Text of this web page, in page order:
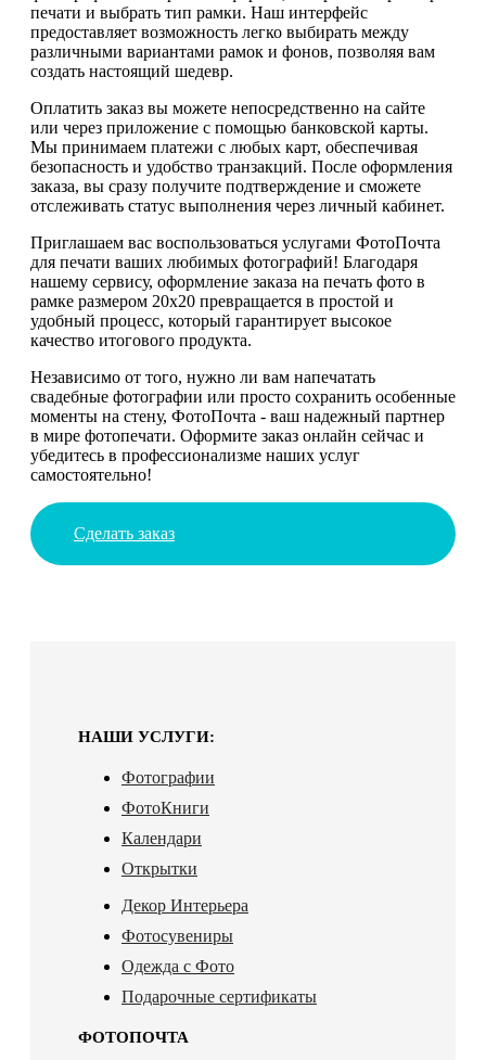
печати и выбрать тип рамки. Наш интерфейс
предоставляет возможность легко выбирать между
различными вариантами рамок и фонов, позволяя вам
создать настоящий шедевр.
Оплатить заказ вы можете непосредственно на сайте
или через приложение с помощью банковской карты.
Мы принимаем платежи с любых карт, обеспечивая
безопасность и удобство транзакций. После оформления
заказа, вы сразу получите подтверждение и сможете
отслеживать статус выполнения через личный кабинет.
Приглашаем вас воспользоваться услугами ФотоПочта
для печати ваших любимых фотографий! Благодаря
нашему сервису, оформление заказа на печать фото в
рамке размером 20х20 превращается в простой и
удобный процесс, который гарантирует высокое
качество итогового продукта.
Независимо от того, нужно ли вам напечатать
свадебные фотографии или просто сохранить особенные
моменты на стену, ФотоПочта - ваш надежный партнер
в мире фотопечати. Оформите заказ онлайн сейчас и
убедитесь в профессионализме наших услуг
самостоятельно!
Сделать заказ
НАШИ УСЛУГИ:
Фотографии
ФотоКниги
Календари
Открытки
Декор Интерьера
Фотосувениры
Одежда с Фото
Подарочные сертификаты
ФОТОПОЧТА